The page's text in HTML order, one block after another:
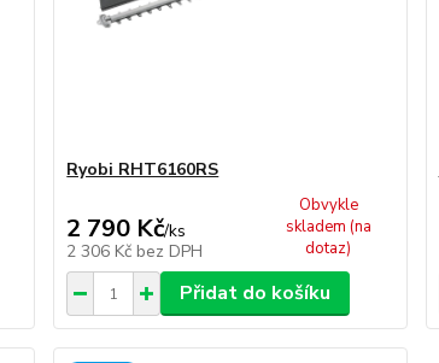
Ryobi RHT6160RS
2 790 Kč/ks
2 306 Kč bez DPH
Obvykle
skladem (na
dotaz)
Přidat do košíku